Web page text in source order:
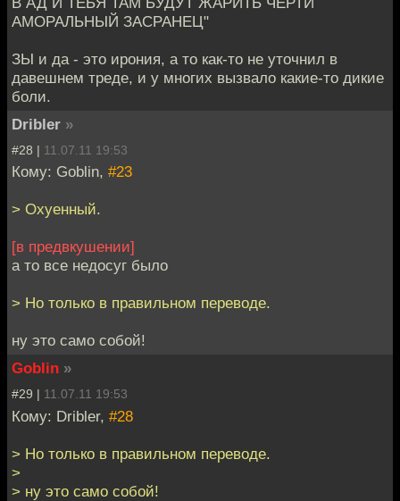
АМОРАЛЬНЫЙ ЗАСРАНЕЦ"
ЗЫ и да - это ирония, а то как-то не уточнил в
давешнем треде, и у многих вызвало какие-то дикие
боли.
Dribler »
#28 | 11.07.11 19:53
Кому: Goblin, #23
> Охуенный.
[в предвкушении]
а то все недосуг было
> Но только в правильном переводе.
ну это само собой!
Goblin »
#29 | 11.07.11 19:53
Кому: Dribler, #28
> Но только в правильном переводе.
>
> ну это само собой!